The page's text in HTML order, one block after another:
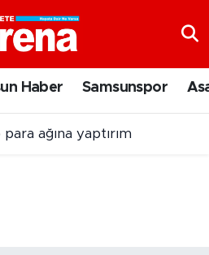
Haber Samsunspor
ağına yaptırım
ve Fikstür